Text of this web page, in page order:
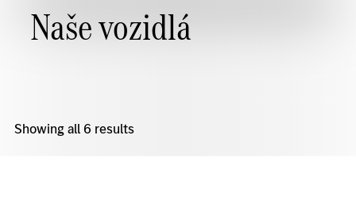
Naše vozidlá
Showing all 6 results